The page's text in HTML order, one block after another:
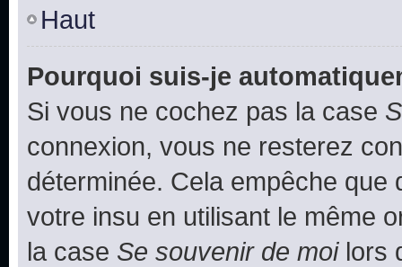
Haut
Pourquoi suis-je
Si vous ne cochez pas la case
connexion, vous ne resterez
déterminée. Cela empêche que
votre insu en utilisant le même
la case Se souvenir de moilors